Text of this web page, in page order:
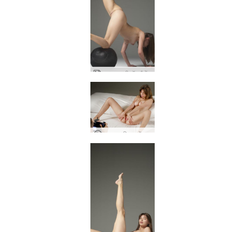
एना एल ब्यूटी बॉल बैलेंस
अन्ना एल बिस्तर में नग्न